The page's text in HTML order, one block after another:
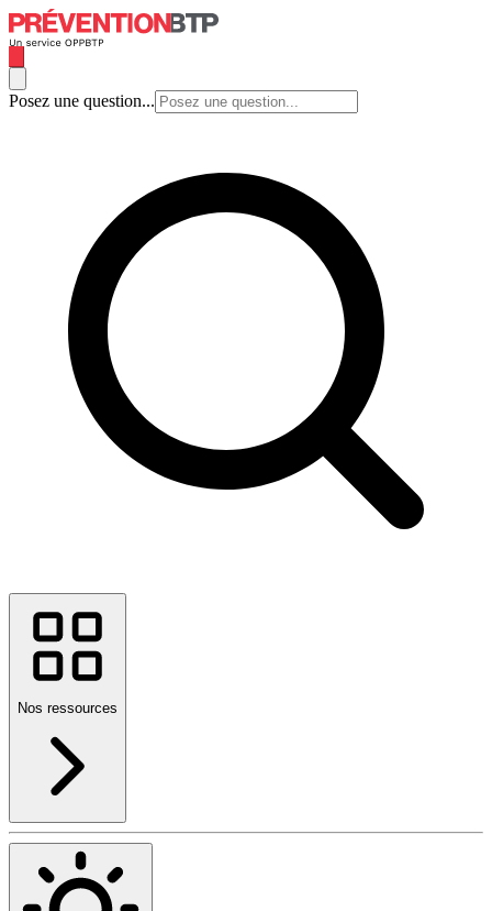
Posez une question...
Nos ressources